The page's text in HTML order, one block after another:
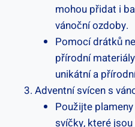
mohou přidat i
vánoční ozdoby.
Pomocí drátků
přírodní
unikátní a
Adventní svícen s
Použijte
svíčky, které